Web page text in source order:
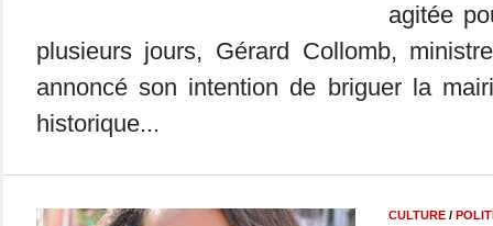
agitée
plusieurs jours, Gérard Collomb,
annoncé son intention de briguer la
historique...
CULTURE/